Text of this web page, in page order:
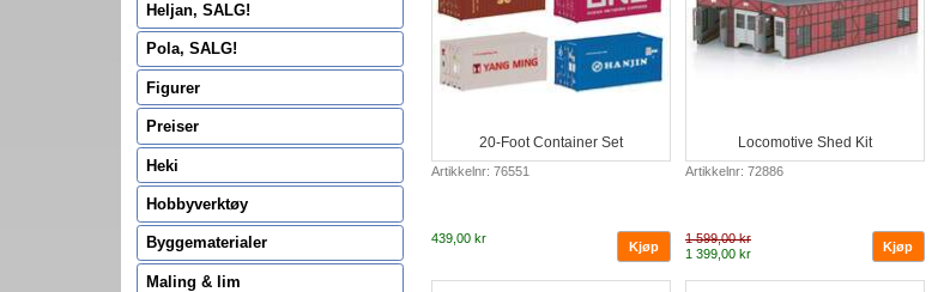
20-Foot Container Set
Artikkelnr: 76551
439,00 kr
Locomotive Shed Kit
Artikkelnr: 72886
1 599,00 kr
1 399,00 kr
Heljan, SALG!
Pola, SALG!
Figurer
Preiser
Heki
Hobbyverktøy
Byggematerialer
Maling & lim